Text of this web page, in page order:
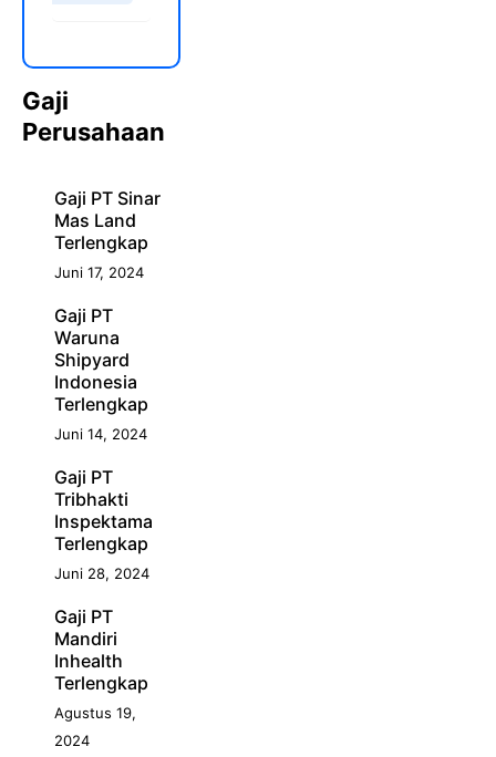
Gaji
Perusahaan
Gaji PT Sinar
Mas Land
Terlengkap
Juni 17, 2024
Gaji PT
Waruna
Shipyard
Indonesia
Terlengkap
Juni 14, 2024
Gaji PT
Tribhakti
Inspektama
Terlengkap
Juni 28, 2024
Gaji PT
Mandiri
Inhealth
Terlengkap
Agustus 19,
2024